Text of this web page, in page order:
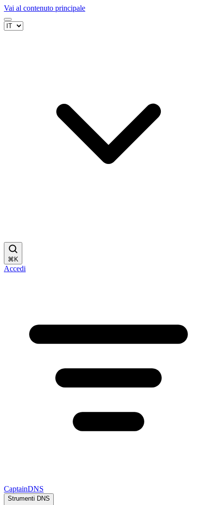
Vai al contenuto principale
⌘ K
Accedi
CaptainDNS
Strumenti DNS